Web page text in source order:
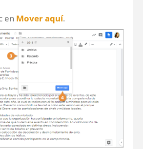
en Mover aquí.